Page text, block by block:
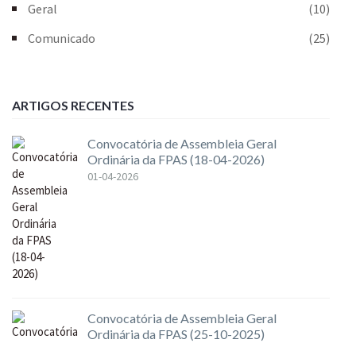
Geral
(10)
Comunicado
(25)
ARTIGOS RECENTES
Convocatória de Assembleia Geral
Ordinária da FPAS (18-04-2026)
01-04-2026
Convocatória de Assembleia Geral
Ordinária da FPAS (25-10-2025)